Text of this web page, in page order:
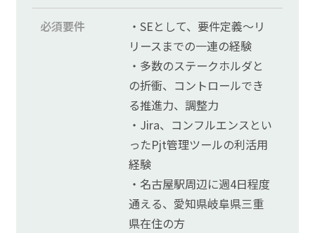
必須要件
・SEとして、要件定義～リ
リースまでの一連の経験
・多数のステークホルダと
の折衝、コントロールでき
る推進力、調整力
・Jira、コンフルエンスとい
ったPjt管理ツールの利活用
経験
・名古屋駅周辺に週4日程度
通える、愛知県岐阜県三重
県在住の方